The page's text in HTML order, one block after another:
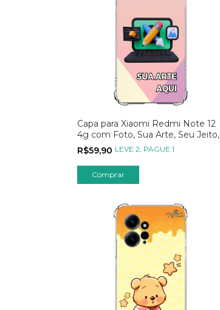
Capa para Xiaomi Redmi Note 12
4g com Foto, Sua Arte, Seu Jeito,
Sua Estampa
R$59,90 LEVE 2, PAGUE 1
Comprar